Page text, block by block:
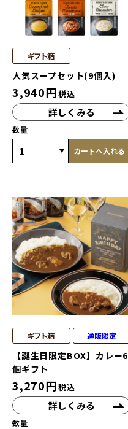
ギフト箱
人気スープセット(9個入)
3,940円税込
詳しくみる
数量
カートへ入れる
ギフト箱 通販限定
【誕生日限定BOX】カレー6
個ギフト
3,270円税込
詳しくみる
数量